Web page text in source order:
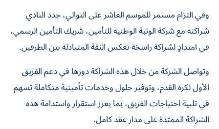
وفي التزام مستمر للموسم العاشر على التوالي، جدد النادي
شراكته مع شركة الوثبة الوطنية للتأمين، شريك التأمين الرسمي،
في امتدادٍ لشراكة راسخة تعكس الثقة المتبادلة بين الطرفين.
وتواصل الشركة من خلال هذه الشراكة دورها في دعم الفريق
الأول لكرة القدم، وتوفير حلول وخدمات تأمينية متكاملة تسهم
في تلبية احتياجات الفريق، بما يعزز استقرار واستدامة هذه
الشراكة الممتدة على مدار عقد كامل.